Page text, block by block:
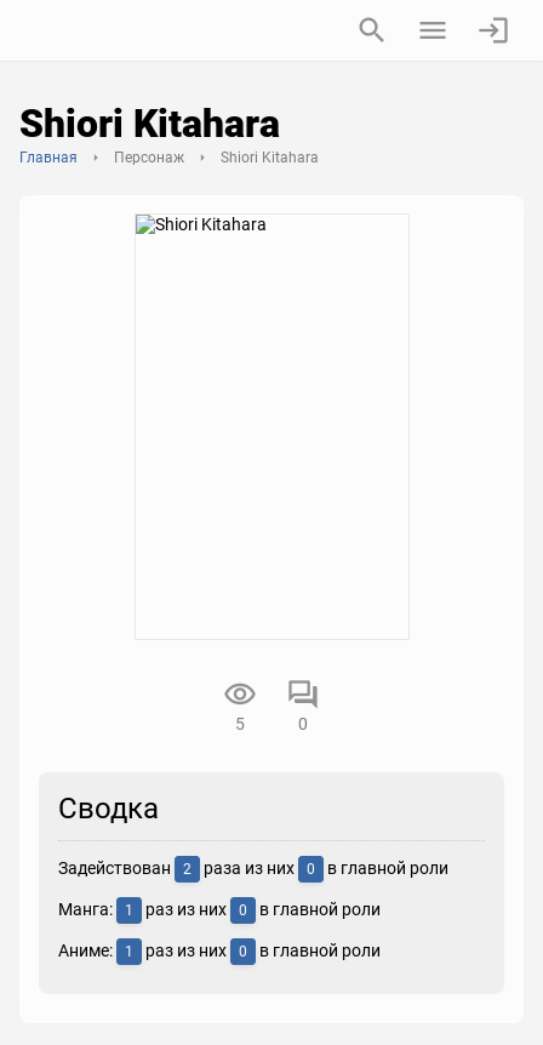
Shiori Kitahara
Главная Персонаж Shiori Kitahara
5 0
Сводка
Задействован 2 раза из них 0 в главной роли
Манга: 1 раз из них 0 в главной роли
Аниме: 1 раз из них 0 в главной роли